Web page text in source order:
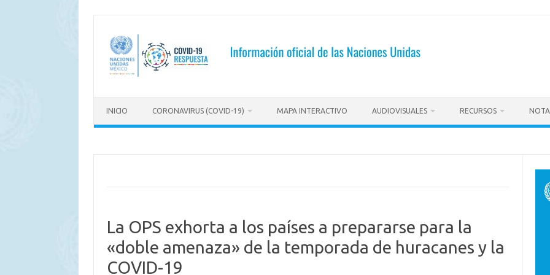
contenido
INICIO CORONAVIRUS (COVID-19) MAPA INTERACTIVO AUDIOVISUALES RECURSOS
La OPS exhorta a los países a prepararse para la
«doble amenaza» de la temporada de huracanes y la
COVID-19